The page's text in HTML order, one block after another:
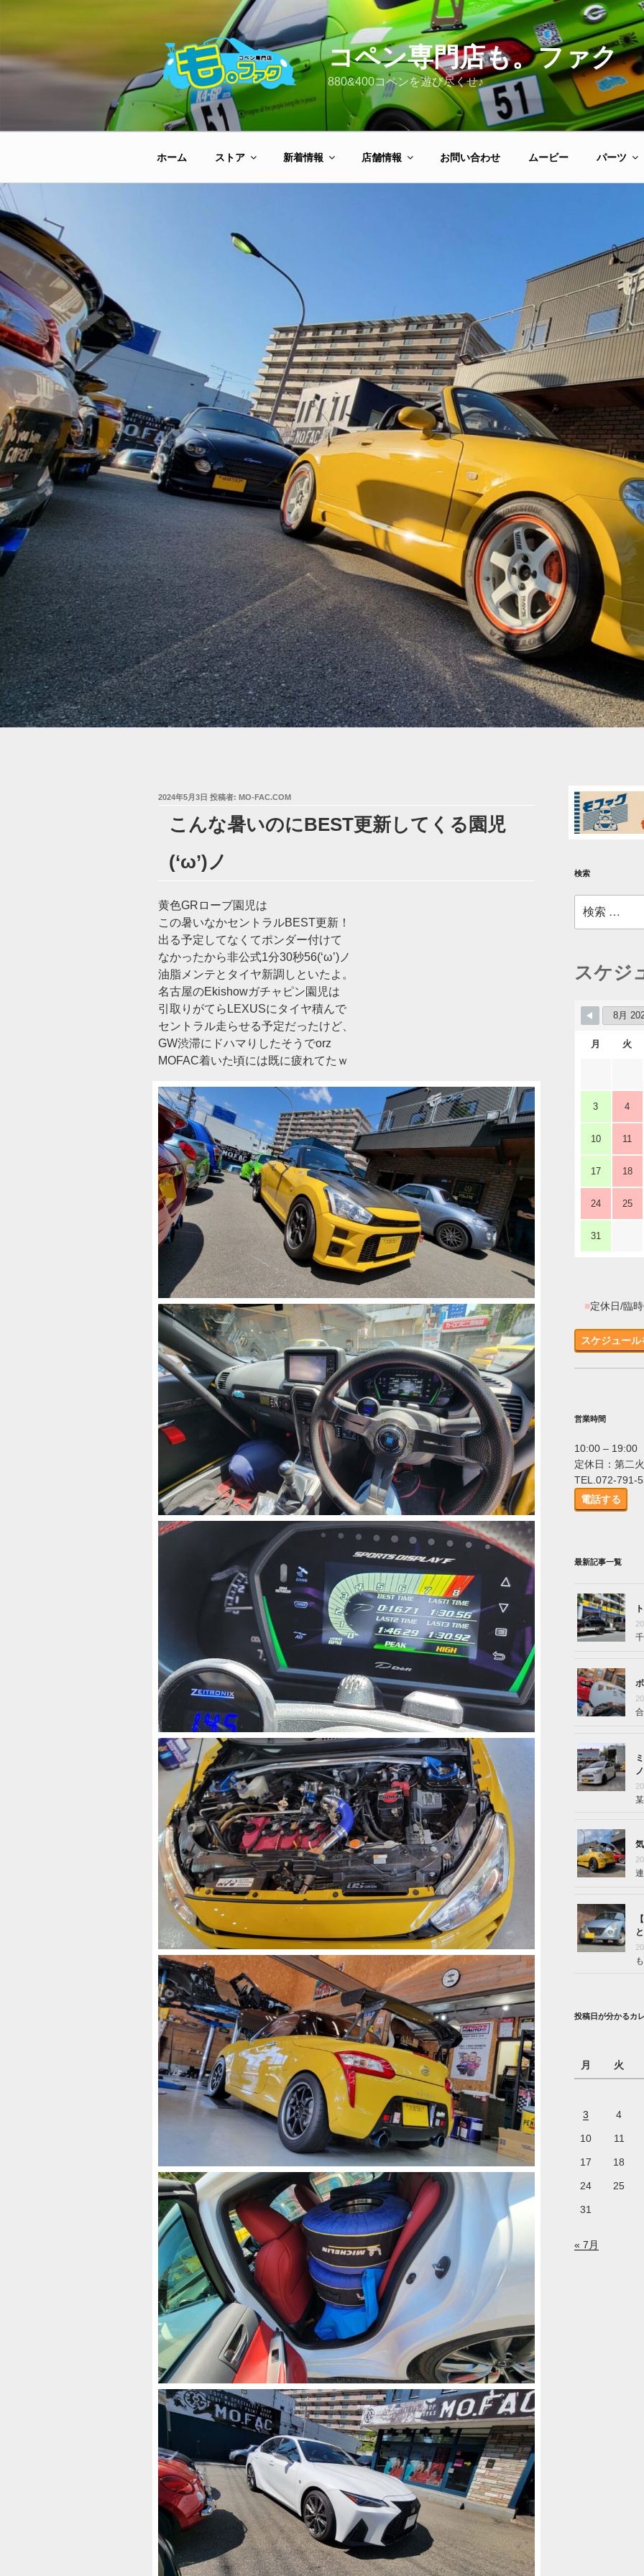
ン
ツ
キ
コペン専門店も。ファク
880&400コペンを遊び尽くせ♪
ホーム ストア 新着情報 店舗情報 お問い合わせ ムービー パーツ
投
2024年5月3日 投稿者: MO-FAC.COM
こんな暑いのにBEST更新してくる園児
(‘ω’)ノ
黄色GRローブ園児は
この暑いなかセントラルBEST更新！
出る予定してなくてポンダー付けて
なかったから非公式1分30秒56(‘ω’)ノ
油脂メンテとタイヤ新調しといたよ。
名古屋のEkishowガチャピン園児は
引取りがてらLEXUSにタイヤ積んで
セントラル走らせる予定だったけど、
GW渋滞にドハマりしたそうでorz
MOFAC着いた頃には既に疲れてたｗ
検索
索:
スケジ
月 火
3 4
10 11
17 18
24 25
31
■定休日/臨
スケジュール
営業時間
10:00 – 19:00
定休日：第二
TEL.072-791-
電話する
最新記事一覧
ノ
投稿日が分かるカ
月 火
3 4
10 11
17 18
24 25
31
« 7月